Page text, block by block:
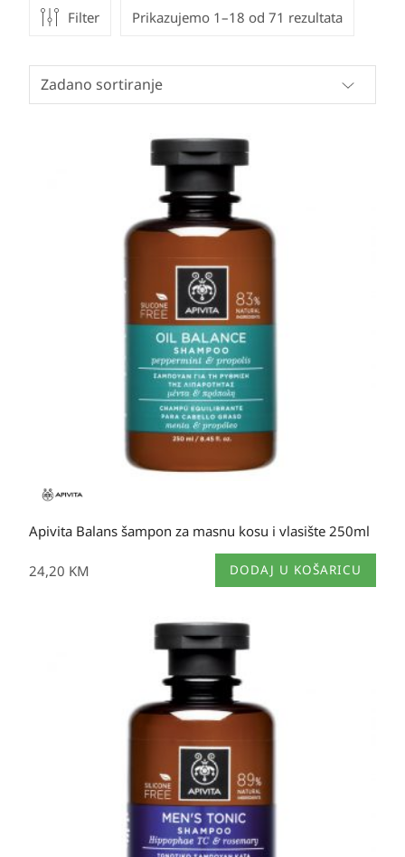
Filter Prikazujemo 1–18 od 71 rezultata
Apivita Balans šampon za masnu kosu i vlasište 250ml
24,20 KM DODAJ U KOŠARICU